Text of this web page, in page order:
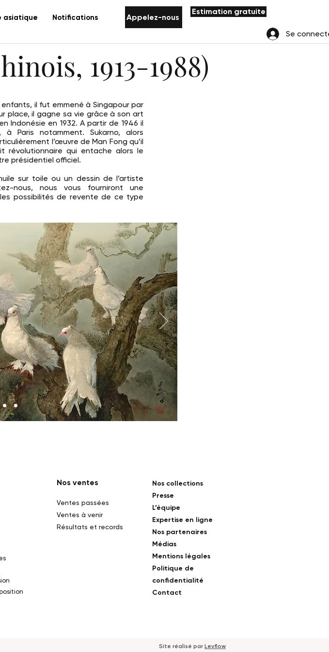
asiatique Notifications Appelez-nous
Estimation gratuite
Se
1913-1988)
il fut emmené à Singapour par
place, il gagne sa vie grâce à son art
Indonésie en 1932. A partir de 1946 il
à Paris notamment. Sukarno, alors
l’œuvre de Man Fong qu’il
révolutionnaire qui entache alors le
présidentiel officiel.
sur toile ou un dessin de l’artiste
nous, nous vous fourniront une
possibilités de revente de ce type
Nos ventes
Ventes passées
Ventes à venir
Résultats et records
Nos collections
Presse
L’équipe
Expertise en ligne
Nos partenaires
Médias
Mentions légales
Politique de
confidentialité
Contact
Site réalisé par Levflow